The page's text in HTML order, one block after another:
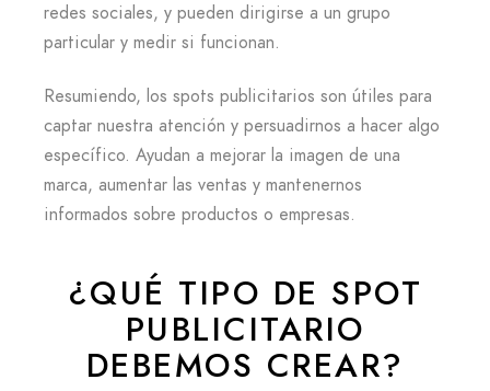
redes sociales, y pueden dirigirse a un grupo
particular y medir si funcionan.
Resumiendo, los spots publicitarios son útiles para
captar nuestra atención y persuadirnos a hacer algo
específico. Ayudan a mejorar la imagen de una
marca, aumentar las ventas y mantenernos
informados sobre productos o empresas.
¿QUÉ TIPO DE SPOT
PUBLICITARIO
DEBEMOS CREAR?